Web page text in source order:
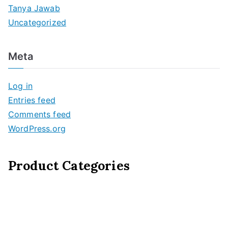
Tanya Jawab
Uncategorized
Meta
Log in
Entries feed
Comments feed
WordPress.org
Product Categories